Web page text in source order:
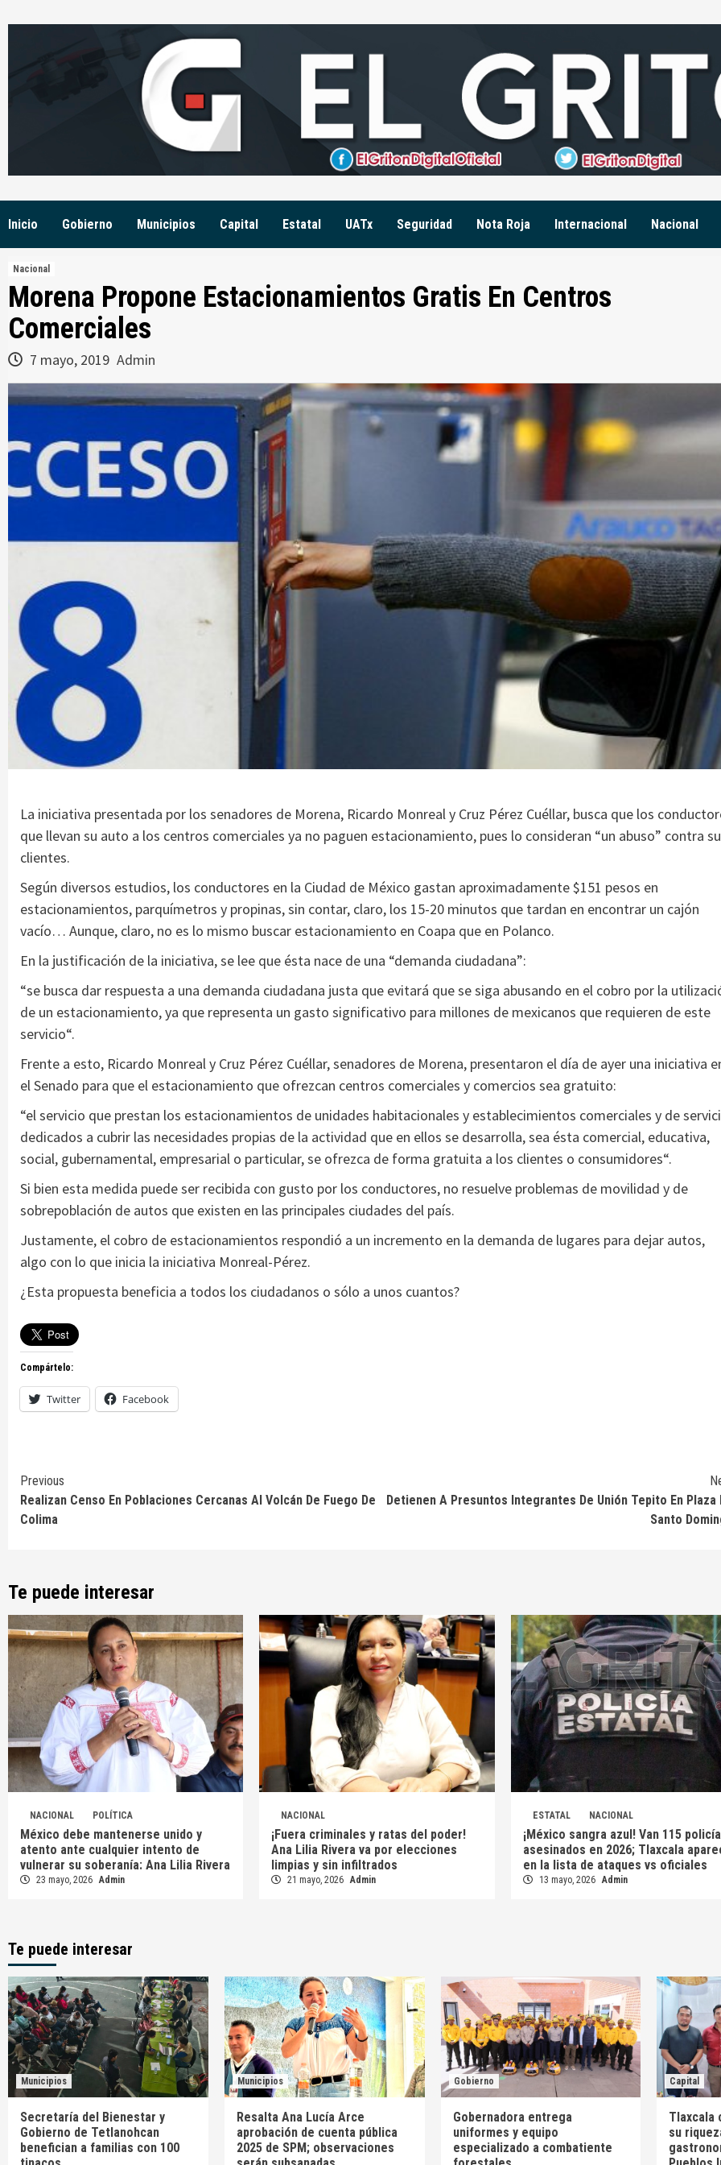
to
Inicio Gobierno Municipios Capital Estatal UATx Seguridad Nota Roja Internacional Nacional
Nacional
Morena Propone Estacionamientos Gratis En Centros
Comerciales
7 mayo, 2019 Admin
La iniciativa presentada por los senadores de Morena, Ricardo Monreal y Cruz Pérez Cuéllar, busca que los
que llevan su auto a los centros comerciales ya no paguen estacionamiento, pues lo consideran “un abuso” contra
clientes.
Según diversos estudios, los conductores en la Ciudad de México gastan aproximadamente $151 pesos en
estacionamientos, parquímetros y propinas, sin contar, claro, los 15-20 minutos que tardan en encontrar un cajón
vacío… Aunque, claro, no es lo mismo buscar estacionamiento en Coapa que en Polanco.
En la justificación de la iniciativa, se lee que ésta nace de una “demanda ciudadana”:
“se busca dar respuesta a una demanda ciudadana justa que evitará que se siga abusando en el cobro por la
de un estacionamiento, ya que representa un gasto significativo para millones de mexicanos que requieren de este
servicio“.
Frente a esto, Ricardo Monreal y Cruz Pérez Cuéllar, senadores de Morena, presentaron el día de ayer una iniciativa
el Senado para que el estacionamiento que ofrezcan centros comerciales y comercios sea gratuito:
“el servicio que prestan los estacionamientos de unidades habitacionales y establecimientos comerciales y de
dedicados a cubrir las necesidades propias de la actividad que en ellos se desarrolla, sea ésta comercial, educativa,
social, gubernamental, empresarial o particular, se ofrezca de forma gratuita a los clientes o consumidores“.
Si bien esta medida puede ser recibida con gusto por los conductores, no resuelve problemas de movilidad y de
sobrepoblación de autos que existen en las principales ciudades del país.
Justamente, el cobro de estacionamientos respondió a un incremento en la demanda de lugares para dejar autos,
algo con lo que inicia la iniciativa Monreal-Pérez.
¿Esta propuesta beneficia a todos los ciudadanos o sólo a unos cuantos?
Compártelo:
Twitter Facebook
Continue
Reading
Previous
Realizan Censo En Poblaciones Cercanas Al Volcán De Fuego De
Colima
Detienen A Presuntos Integrantes De Unión Tepito En Plaza
Santo
Te puede interesar
NACIONAL POLÍTICA
México debe mantenerse unido y
atento ante cualquier intento de
vulnerar su soberanía: Ana Lilia Rivera
23 mayo, 2026 Admin
NACIONAL
¡Fuera criminales y ratas del poder!
Ana Lilia Rivera va por elecciones
limpias y sin infiltrados
21 mayo, 2026 Admin
ESTATAL NACIONAL
¡México sangra azul! Van 115
asesinados en 2026; Tlaxcala
en la lista de ataques vs oficiales
13 mayo, 2026 Admin
Te puede interesar
Municipios
Secretaría del Bienestar y
Gobierno de Tetlanohcan
benefician a familias con 100
Municipios
Resalta Ana Lucía Arce
aprobación de cuenta pública
2025 de SPM; observaciones
Gobierno
Gobernadora entrega
uniformes y equipo
especializado a combatiente
Capital
Tlaxcala
su